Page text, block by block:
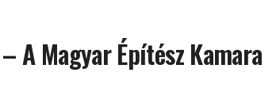
A Magyar Építész Kamara